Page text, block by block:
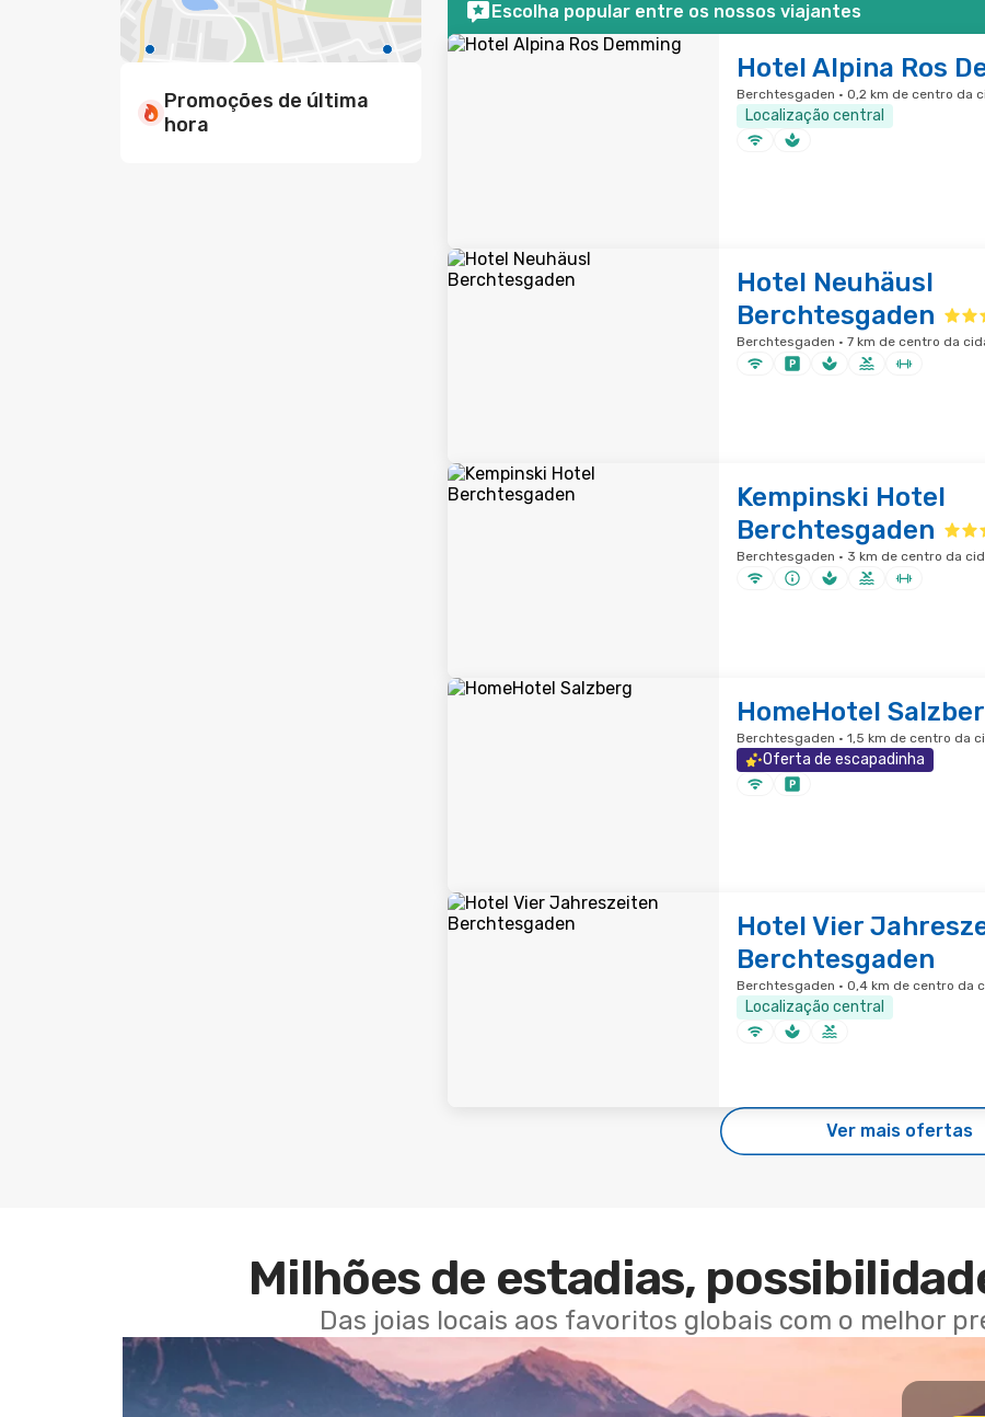
Promoções de última
hora
Escolha popular entre os nossos viajantes
Hotel Alpina Ros
Berchtesgaden · 0,2 km de centro da
Localização central
Hotel Neuhäusl
Berchtesgaden
Berchtesgaden · 7 km de centro da
Kempinski Hotel
Berchtesgaden
Berchtesgaden · 3 km de centro da
HomeHotel
Berchtesgaden · 1,5 km de centro da
Oferta de escapadinha
Hotel Vier
Berchtesgaden
Berchtesgaden · 0,4 km de centro da
Localização central
Ver mais ofertas
Milhões de estadias,
Das joias locais aos favoritos globais com o melhor